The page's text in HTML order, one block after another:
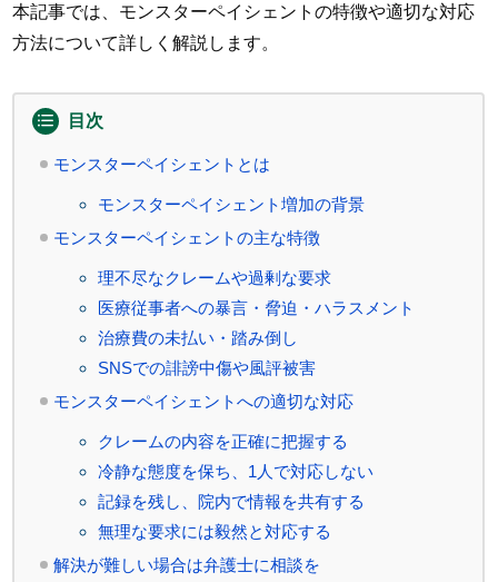
本記事では、モンスターペイシェントの特徴や適切な対応
方法について詳しく解説します。
目次
モンスターペイシェントとは
モンスターペイシェント増加の背景
モンスターペイシェントの主な特徴
理不尽なクレームや過剰な要求
医療従事者への暴言・脅迫・ハラスメント
治療費の未払い・踏み倒し
SNSでの誹謗中傷や風評被害
モンスターペイシェントへの適切な対応
クレームの内容を正確に把握する
冷静な態度を保ち、1人で対応しない
記録を残し、院内で情報を共有する
無理な要求には毅然と対応する
解決が難しい場合は弁護士に相談を